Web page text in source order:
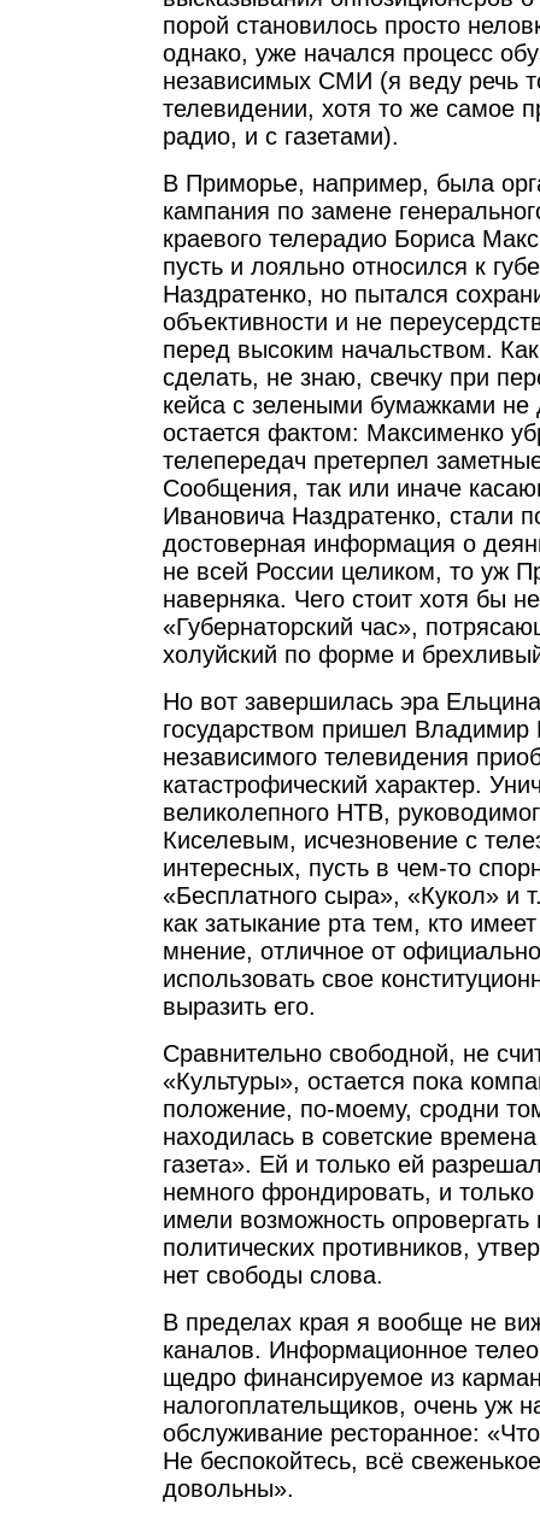
порой становилось просто
однако, уже начался процесс
независимых СМИ (я веду речь
телевидении, хотя то же самое
радио, и с газетами).
В Приморье, например, была
кампания по замене
краевого телерадио Бориса
пусть и лояльно относился к
Наздратенко, но пытался
объективности и не
перед высоким начальством.
сделать, не знаю, свечку при
кейса с зелеными бумажками
остается фактом: Максименко
телепередач претерпел
Сообщения, так или иначе
Ивановича Наздратенко, стали
достоверная информация о
не всей России целиком, то уж
наверняка. Чего стоит хотя бы
«Губернаторский час»,
холуйский по форме и
Но вот завершилась эра
государством пришел Владимир
независимого телевидения
катастрофический характер.
великолепного НТВ,
Киселевым, исчезновение с
интересных, пусть в чем-то
«Бесплатного сыра», «Кукол» и
как затыкание рта тем, кто
мнение, отличное от
использовать свое
выразить его.
Сравнительно свободной, не
«Культуры», остается пока
положение, по-моему, сродни
находилась в советские
газета». Ей и только ей
немного фрондировать, и
имели возможность опровергать
политических противников,
нет свободы слова.
В пределах края я вообще не
каналов. Информационное
щедро финансируемое из
налогоплательщиков, очень уж
обслуживание ресторанное: «Что
Не беспокойтесь, всё
довольны».